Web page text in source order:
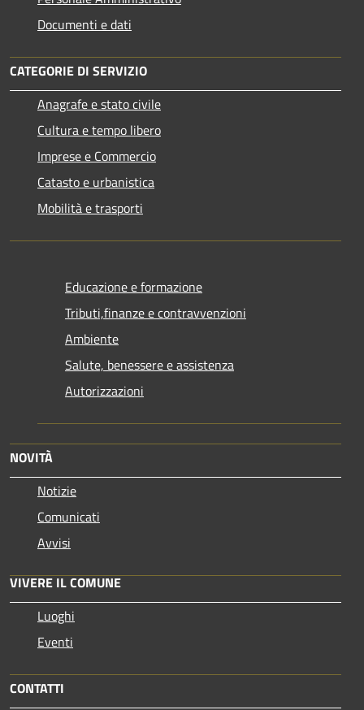
Documenti e dati
CATEGORIE DI SERVIZIO
Anagrafe e stato civile
Cultura e tempo libero
Imprese e Commercio
Catasto e urbanistica
Mobilità e trasporti
Educazione e formazione
Tributi,finanze e contravvenzioni
Ambiente
Salute, benessere e assistenza
Autorizzazioni
NOVITÀ
Notizie
Comunicati
Avvisi
VIVERE IL COMUNE
Luoghi
Eventi
CONTATTI